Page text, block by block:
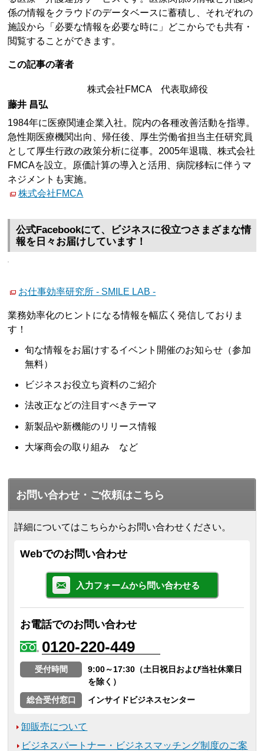
係の情報をクラウドのデータベースに蓄積し、それぞれの
施設から「必要な情報を必要な時に」どこからでも共有・
閲覧することができます。
この記事の著者
株式会社FMCA 代表取締役
藤井 昌弘
1984年に医療関連企業入社。院内の各種改善活動を指導。
急性期医療機関出向、帰任後、厚生労働省担当主任研究員
として厚生行政の政策分析に従事。2005年退職、株式会社
FMCAを設立。原価計算の導入と活用、病院移転に伴うマ
ネジメントも実施。
株式会社FMCA
公式Facebookにて、ビジネスに役立つさまざまな情
報を日々お届けしています！
お仕事効率研究所 - SMILE LAB -
業務効率化のヒントになる情報を幅広く発信しておりま
す！
旬な情報をお届けするイベント開催のお知らせ（参加
無料）
ビジネスお役立ち資料のご紹介
法改正などの注目すべきテーマ
新製品や新機能のリリース情報
大塚商会の取り組み など
お問い合わせ・ご依頼はこちら
詳細についてはこちらからお問い合わせください。
Webでのお問い合わせ
入力フォームから問い合わせる
お電話でのお問い合わせ
0120-220-449
受付時間
9:00～17:30（土日祝日および当社休業日
を除く）
総合受付窓口
インサイドビジネスセンター
卸販売について
ビジネスパートナー・ビジネスマッチング制度のご案